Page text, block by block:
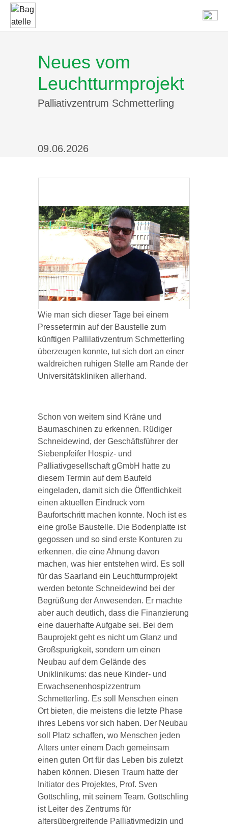
Aktuelles
Ausgaben
Impressum
Datenschutz
Neues vom
Leuchtturmprojekt
Palliativzentrum Schmetterling
09.06.2026
Wie man sich dieser Tage bei einem
Pressetermin auf der Baustelle zum
künftigen Pallilativzentrum Schmetterling
überzeugen konnte, tut sich dort an einer
waldreichen ruhigen Stelle am Rande der
Universitätskliniken allerhand.
Schon von weitem sind Kräne und
Baumaschinen zu erkennen. Rüdiger
Schneidewind, der Geschäftsführer der
Siebenpfeifer Hospiz- und
Palliativgesellschaft gGmbH hatte zu
diesem Termin auf dem Baufeld
eingeladen, damit sich die Öffentlichkeit
einen aktuellen Eindruck vom
Baufortschritt machen konnte. Noch ist es
eine große Baustelle. Die Bodenplatte ist
gegossen und so sind erste Konturen zu
erkennen, die eine Ahnung davon
machen, was hier entstehen wird. Es soll
für das Saarland ein Leuchtturmprojekt
werden betonte Schneidewind bei der
Begrüßung der Anwesenden. Er machte
aber auch deutlich, dass die Finanzierung
eine dauerhafte Aufgabe sei. Bei dem
Bauprojekt geht es nicht um Glanz und
Großspurigkeit, sondern um einen
Neubau auf dem Gelände des
Uniklinikums: das neue Kinder- und
Erwachsenenhospizzentrum
Schmetterling. Es soll Menschen einen
Ort bieten, die meistens die letzte Phase
ihres Lebens vor sich haben. Der Neubau
soll Platz schaffen, wo Menschen jeden
Alters unter einem Dach gemeinsam
einen guten Ort für das Leben bis zuletzt
haben können. Diesen Traum hatte der
Initiator des Projektes, Prof. Sven
Gottschling, mit seinem Team. Gottschling
ist Leiter des Zentrums für
altersübergreifende Palliativmedizin und